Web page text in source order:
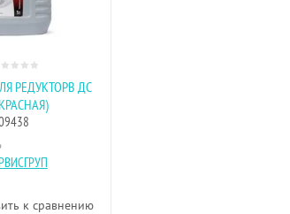
РЕДУКТОРВ ДС
к сравнению